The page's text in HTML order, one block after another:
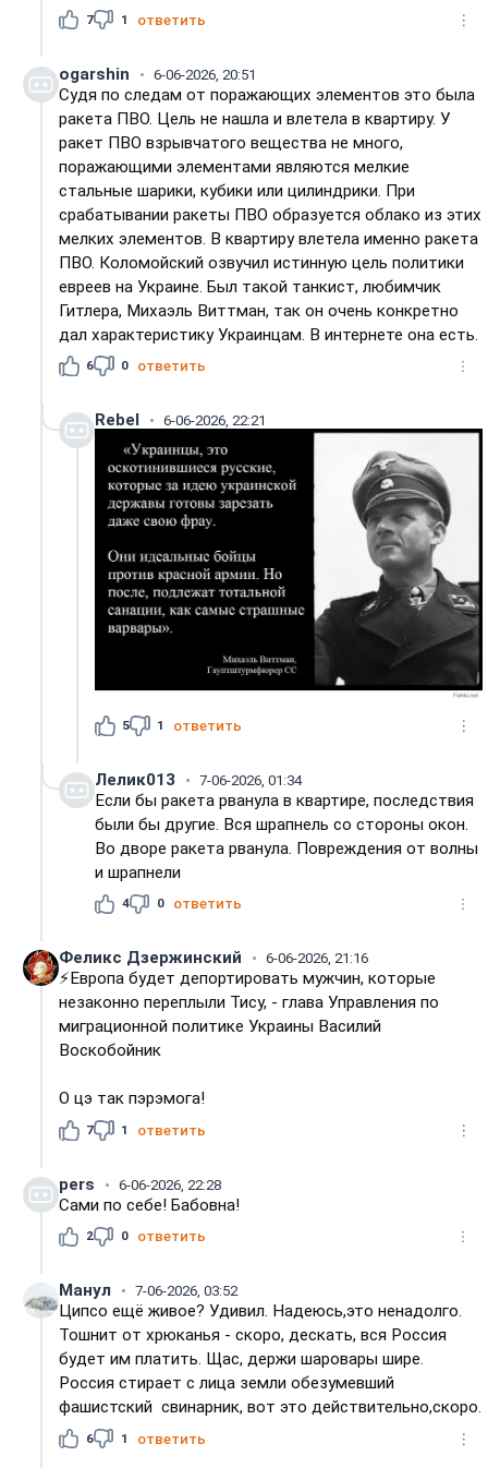
7 1 ответить
ogarshin 6-06-2026, 20:51
Судя по следам от поражающих элементов это была
ракета ПВО. Цель не нашла и влетела в квартиру. У
ракет ПВО взрывчатого вещества не много,
поражающими элементами являются мелкие
стальные шарики, кубики или цилиндрики. При
срабатывании ракеты ПВО образуется облако из этих
мелких элементов. В квартиру влетела именно ракета
ПВО. Коломойский озвучил истинную цель политики
евреев на Украине. Был такой танкист, любимчик
Гитлера, Михаэль Виттман, так он очень конкретно
дал характеристику Украинцам. В интернете она есть.
6 0 ответить
Rebel 6-06-2026, 22:21
5 1 ответить
Лелик013 7-06-2026, 01:34
Если бы ракета рванула в квартире, последствия
были бы другие. Вся шрапнель со стороны окон.
Во дворе ракета рванула. Повреждения от волны
и шрапнели
4 0 ответить
Феликс Дзержинский 6-06-2026, 21:16
⚡️Европа будет депортировать мужчин, которые
незаконно переплыли Тису, - глава Управления по
миграционной политике Украины Василий
Воскобойник
О цэ так пэрэмога!
7 1 ответить
pers 6-06-2026, 22:28
Сами по себе! Бабовна!
2 0 ответить
Манул 7-06-2026, 03:52
Ципсо ещё живое? Удивил. Надеюсь,это ненадолго.
Тошнит от хрюканья - скоро, дескать, вся Россия
будет им платить. Щас, держи шаровары шире.
Россия стирает с лица земли обезумевший
фашистский свинарник, вот это действительно,скоро.
6 1 ответить